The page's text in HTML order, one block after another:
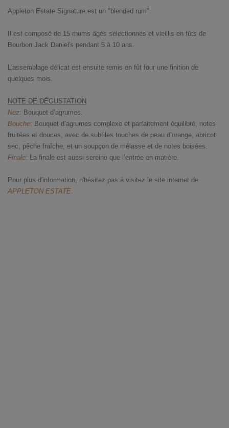
Appleton Estate Signature est un "blended rum".
Il est composé de 15 rhums âgés sélectionnés et vieillis en fûts de
Bourbon Jack Daniel's pendant 5 à 10 ans.
L'assemblage délicat est ensuite remis en fût four une finition de
quelques mois.
NOTE DE DÉGUSTATION
Nez: Bouquet d’agrumes.
Bouche: Bouquet d’agrumes complexe et parfaitement équilibré, notes
fruitées et douces, avec de subtiles touches de peau d’orange, abricot
sec, pêche fraîche, et un soupçon de mélasse et de notes boisées.
Finale: La finale est aussi sereine que l’entrée en matière.
Pour plus d'information, n'hésitez pas à visitez le site internet de
APPLETON ESTATE.